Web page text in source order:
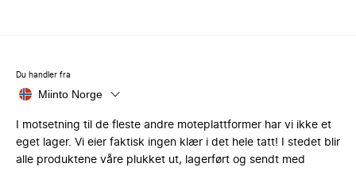
Du handler fra
Miinto Norge
I motsetning til de fleste andre moteplattformer har vi ikke et
eget lager. Vi eier faktisk ingen klær i det hele tatt! I stedet blir
alle produktene våre plukket ut, lagerført og sendt med